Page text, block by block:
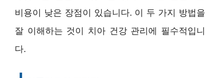
비용이 낮은 장점이 있습니다. 이 두 가지 방법을
잘 이해하는 것이 치아 건강 관리에 필수적입니
다.